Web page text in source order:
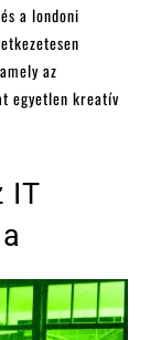
a londoni
az
egyetlen kreatív
IT